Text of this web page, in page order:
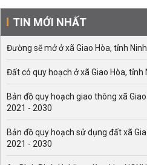
TIN MỚI NHẤT
Đường sẽ mở ở xã Giao Hòa, tỉnh
Đất có quy hoạch ở xã Giao Hòa, tỉnh
Bản đồ quy hoạch giao thông xã
2021 - 2030
Bản đồ quy hoạch sử dụng đất xã
2021 - 2030